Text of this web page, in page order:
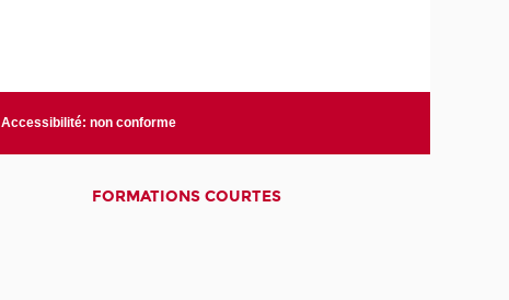
Accessibilité: non conforme
FORMATIONS COURTES